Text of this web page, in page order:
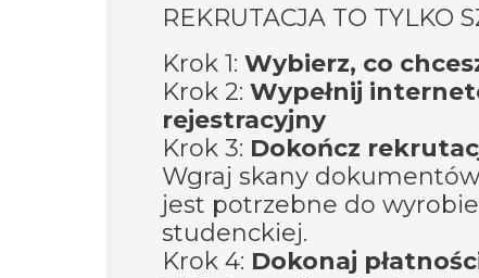
REKRUTACJA TO TYLKO
Krok 1: Wybierz, co
Krok 2: Wypełnij
rejestracyjny
Krok 3: Dokończ
Wgraj skany
jest potrzebne do
studenckiej.
Krok 4: Dokonaj